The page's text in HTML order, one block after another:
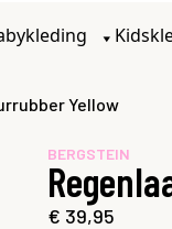
Yellow
BERGSTEIN
€ 39,95